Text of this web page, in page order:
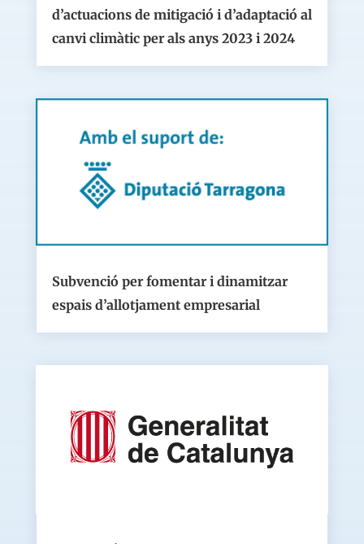
d’actuacions de mitigació i d’adaptació al
canvi climàtic per als anys 2023 i 2024
Subvenció per fomentar i dinamitzar
espais d’allotjament empresarial